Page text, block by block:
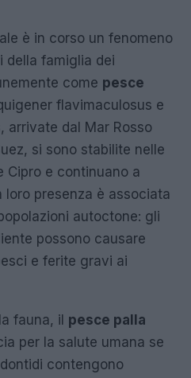
è in corso un fenomeno
della famiglia dei
come pesce
flavimaculosus e
arrivate dal Mar Rosso
si sono stabilite nelle
Cipro e continuano a
loro presenza è associata
autoctone: gli
possono causare
e ferite gravi ai
fauna, il pesce palla
per la salute umana se
contengono